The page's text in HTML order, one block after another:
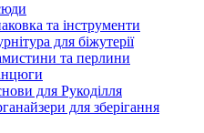
та інструменти
для біжутерії
та перлини
для Рукоділля
для зберігання